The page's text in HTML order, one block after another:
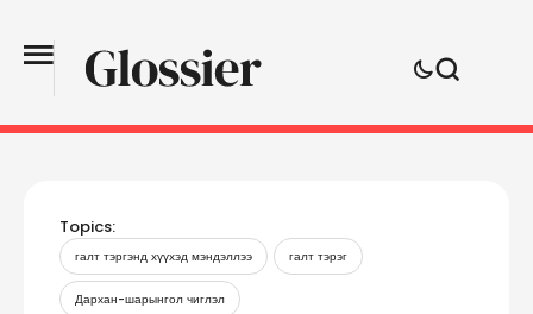
Topics:
галт тэргэнд хүүхэд мэндэллээ галт тэрэг
Дархан-шарынгол чиглэл